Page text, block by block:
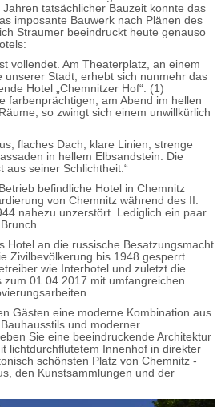
tatsächlicher Bauzeit konnte das
imposante Bauwerk nach Plänen des
Straumer beeindruckt heute genauso
vollendet. Am Theaterplatz, an einem
unserer Stadt, erhebt sich nunmehr das
Hotel „Chemnitzer Hof“. (1)
farbenprächtigen, am Abend im hellen
so zwingt sich einem unwillkürlich
flaches Dach, klare Linien, strenge
in hellem Elbsandstein: Die
aus seiner Schlichtheit.“
befindliche Hotel in Chemnitz
von Chemnitz während des II.
nahezu unzerstört. Lediglich ein paar
Hotel an die russische Besatzungsmacht
Zivilbevölkerung bis 1948 gesperrt.
wie Interhotel und zuletzt die
zum 01.04.2017 mit umfangreichen
Gästen eine moderne Kombination aus
und moderner
Sie eine beeindruckende Architektur
lichtdurchflutetem Innenhof in direkter
schönsten Platz von Chemnitz -
den Kunstsammlungen und der